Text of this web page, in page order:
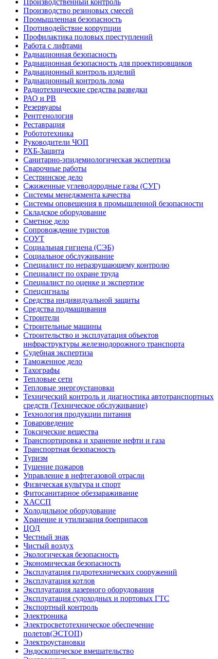
Производственный контроль
Производство резиновых смесей
Промышленная безопасность
Противодействие коррупции
Профилактика половых преступлений
Работа с лифтами
Радиационная безопасность
Радиационная безопасность для проектировщиков
Радиационный контроль изделий
Радиационный контроль лома
Радиотехнические средства разведки
РАО и РВ
Резервуары
Рентгенология
Реставрация
Робототехника
Руководители ЧОП
РХБ-Защита
Санитарно-эпидемиологическая экспертиза
Сварочные работы
Сестринское дело
Сжиженные углеводородные газы (СУГ)
Системы менеджмента качества
Системы оповещения в промышленной безопасности
Складское оборудование
Сметное дело
Сопровождение туристов
СОУТ
Социальная гигиена (СЭБ)
Социальное обслуживание
Специалист по неразрушающему контролю
Специалист по охране труда
Специалист по оценке и экспертизе
Спецсигналы
Средства индивидуальной защиты
Средства подмащивания
Строители
Строительные машины
Строительство и эксплуатация объектов
инфраструктуры железнодорожного транспорта
Судебная экспертиза
Таможенное дело
Тахографы
Тепловые сети
Тепловые энергоустановки
Технический контроль и диагностика автотранспортных
средств (Техническое обслуживание)
Технология продукции питания
Товароведение
Токсические вещества
Транспортировка и хранение нефти и газа
Транспортная безопасность
Туризм
Тушение пожаров
Управление в нефтегазовой отрасли
Физическая культура и спорт
Фитосанитарное обеззараживание
ХАССП
Холодильное оборудование
Хранение и утилизация боеприпасов
ЦОД
Честный знак
Чистый воздух
Экологическая безопасность
Экономическая безопасность
Эксплуатация гидротехнических сооружений
Эксплуатация котлов
Эксплуатация лазерного оборудования
Эксплуатация судоходных и портовых ГТС
Экспортный контроль
Электроника
Электросветотехническое обеспечение
полетов(ЭСТОП)
Электроустановки
Эндоскопическое вмешательство